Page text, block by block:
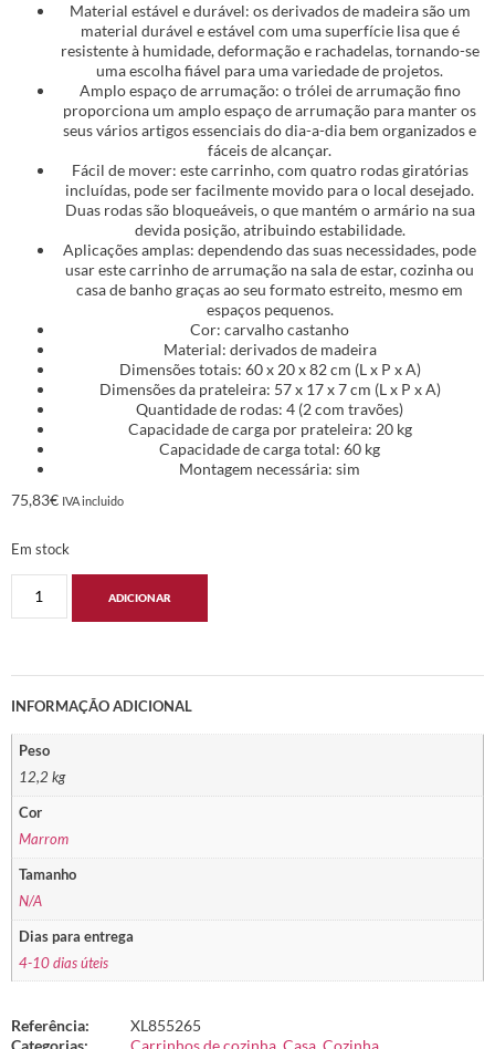
Material estável e durável: os derivados de madeira são um
material durável e estável com uma superfície lisa que é
resistente à humidade, deformação e rachadelas, tornando-se
uma escolha fiável para uma variedade de projetos.
Amplo espaço de arrumação: o trólei de arrumação fino
proporciona um amplo espaço de arrumação para manter os
seus vários artigos essenciais do dia-a-dia bem organizados e
fáceis de alcançar.
Fácil de mover: este carrinho, com quatro rodas giratórias
incluídas, pode ser facilmente movido para o local desejado.
Duas rodas são bloqueáveis, o que mantém o armário na sua
devida posição, atribuindo estabilidade.
Aplicações amplas: dependendo das suas necessidades, pode
usar este carrinho de arrumação na sala de estar, cozinha ou
casa de banho graças ao seu formato estreito, mesmo em
espaços pequenos.
Cor: carvalho castanho
Material: derivados de madeira
Dimensões totais: 60 x 20 x 82 cm (L x P x A)
Dimensões da prateleira: 57 x 17 x 7 cm (L x P x A)
Quantidade de rodas: 4 (2 com travões)
Capacidade de carga por prateleira: 20 kg
Capacidade de carga total: 60 kg
Montagem necessária: sim
75,83€ IVA incluido
Em stock
ADICIONAR
INFORMAÇÃO ADICIONAL
Peso
12,2 kg
Cor
Marrom
Tamanho
N/A
Dias para entrega
4-10 dias úteis
Referência:
XL855265